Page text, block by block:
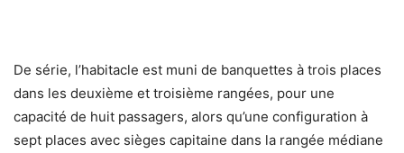
De série, l’habitacle est muni de banquettes à trois places
dans les deuxième et troisième rangées, pour une
capacité de huit passagers, alors qu’une configuration à
sept places avec sièges capitaine dans la rangée médiane